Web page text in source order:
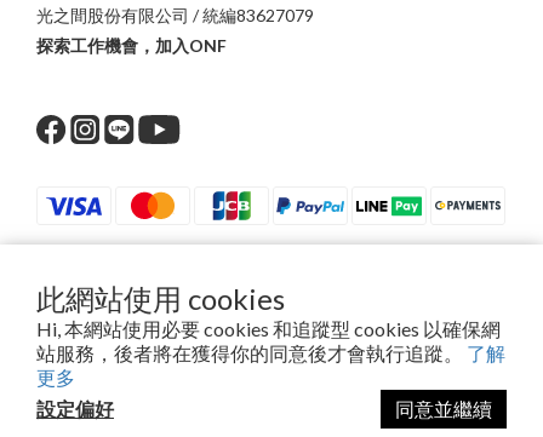
此網站使用 cookies
Hi, 本網站使用必要 cookies 和追蹤型 cookies 以確保網
站服務，後者將在獲得你的同意後才會執行追蹤。 了解
更多
設定偏好
同意並繼續
光之間股份有限公司 / 統編83627079
探索工作機會，加入ONF
$ TWD 繁體中文
2016 - 2024 © ONF.All right reserved.